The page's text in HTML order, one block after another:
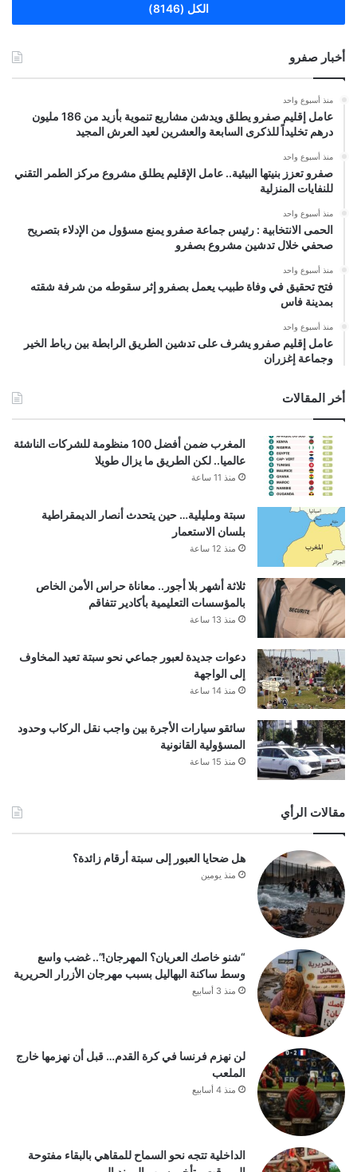
الكل (8146)
أخبار صفرو
منذ أسبوع واحد
عامل إقليم صفرو يطلق ويدشن مشاريع تنموية بأزيد من 186 مليون
درهم تخليداً للذكرى السابعة والعشرين لعيد العرش المجيد
منذ أسبوع واحد
صفرو تعزز بنيتها البيئية.. عامل الإقليم يطلق مشروع مركز الطمر التقني
للنفايات المنزلية
منذ أسبوع واحد
الحمى الانتخابية : رئيس جماعة صفرو يمنع مسؤول من الإدلاء بتصريح
صحفي خلال تدشين مشروع بصفرو
منذ أسبوع واحد
فتح تحقيق في وفاة طبيب يعمل بصفرو إثر سقوطه من شرفة شقته
بمدينة فاس
منذ أسبوع واحد
عامل إقليم صفرو يشرف على تدشين الطريق الرابطة بين رباط الخير
وجماعة إغزران
أخر المقالات
المغرب ضمن أفضل 100 منظومة للشركات الناشئة
عالميا.. لكن الطريق ما يزال طويلا
منذ 11 ساعة
سبتة ومليلية… حين يتحدث أنصار الديمقراطية
بلسان الاستعمار
منذ 12 ساعة
ثلاثة أشهر بلا أجور.. معاناة حراس الأمن الخاص
بالمؤسسات التعليمية بأكادير تتفاقم
منذ 13 ساعة
دعوات جديدة لعبور جماعي نحو سبتة تعيد المخاوف
إلى الواجهة
منذ 14 ساعة
سائقو سيارات الأجرة بين واجب نقل الركاب وحدود
المسؤولية القانونية
منذ 15 ساعة
مقالات الرأي
هل ضحايا العبور إلى سبتة أرقام زائدة؟
منذ يومين
“شنو خاصك العريان؟ المهرجان!”.. غضب واسع
وسط ساكنة البهاليل بسبب مهرجان الأزرار الحريرية
منذ 3 أسابيع
لن نهزم فرنسا في كرة القدم… قبل أن نهزمها خارج
الملعب
منذ 4 أسابيع
الداخلية تتجه نحو السماح للمقاهي بالبقاء مفتوحة